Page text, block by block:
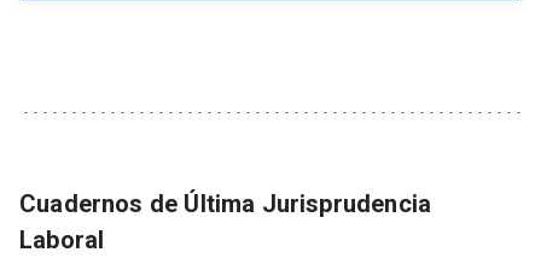
Cuadernos de Última Jurisprudencia
Laboral